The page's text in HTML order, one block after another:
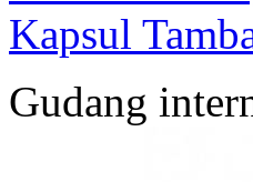
Kapsul
Gudang